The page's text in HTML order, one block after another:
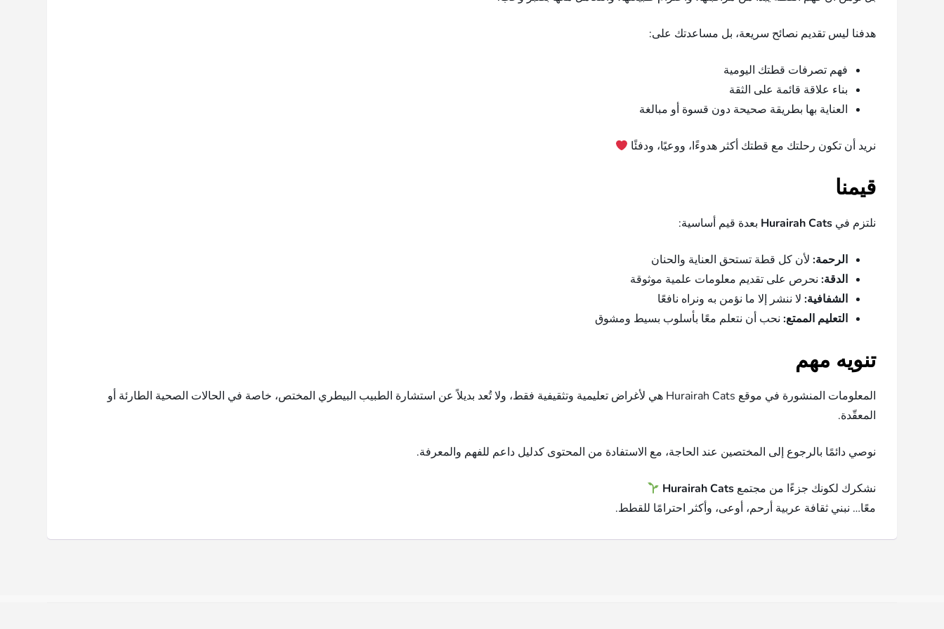
هدفنا ليس تقديم نصائح سريعة، بل مساعدتك على:
فهم تصرفات قطتك اليومية
بناء علاقة قائمة على الثقة
العناية بها بطريقة صحيحة دون قسوة أو مبالغة
نريد أن تكون رحلتك مع قطتك أكثر هدوءًا، ووعيًا، ودفئًا
قيمنا
نلتزم فيHurairah Cats بعدة قيم أساسية:
الرحمة: لأن كل قطة تستحق العناية والحنان
الدقة: نحرص على تقديم معلومات علمية موثوقة
الشفافية: لا ننشر إلا ما نؤمن به ونراه نافعًا
التعليم الممتع: نحب أن نتعلم معًا بأسلوب بسيط ومشوق
تنويه مهم
المعلومات المنشورة في موقع Hurairah Cats هي لأغراض تعليمية وتثقيفية فقط، ولا تُعد بديلاً عن استشارة الطبيب البيطري المختص، خاصة في الحالات الصحية الطارئة أو
المعقّدة.
نوصي دائمًا بالرجوع إلى المختصين عند الحاجة، مع الاستفادة من المحتوى كدليل داعم للفهم والمعرفة.
نشكرك لكونك جزءًا من مجتمعHurairah Cats
معًا… نبني ثقافة عربية أرحم، أوعى، وأكثر احترامًا للقطط.